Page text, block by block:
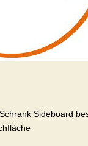
Sideboard